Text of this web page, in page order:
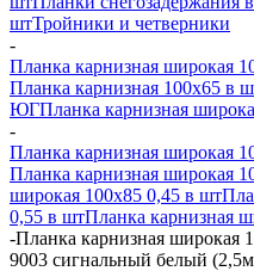
штТройники и четверники
-
Планка карнизная широкая
Планка карнизная 100х65 в
ЮГПланка карнизная
-
Планка карнизная широкая
Планка карнизная широкая
широкая 100х85 0,45 в шт
0,55 в штПланка карнизная
-Планка карнизная широкая
9003 сигнальный белый